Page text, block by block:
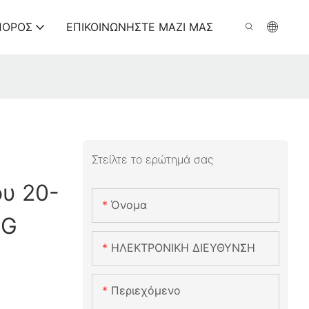
ΕΠΙΚΟΙΝΩΝΉΣΤΕ ΜΑΖΊ ΜΑΣ
20-
Στείλτε το ερώτημά σας
Όνομα
ΗΛΕΚΤΡΟΝΙΚΗ ΔΙΕΥΘΥΝΣΗ
Περιεχόμενο